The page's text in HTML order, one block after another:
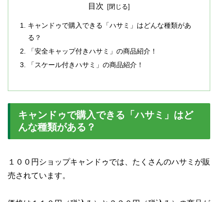
目次
キャンドゥで購入できる「ハサミ」はどんな種類があ
る？
「安全キャップ付きハサミ」の商品紹介！
「スケール付きハサミ」の商品紹介！
キャンドゥで購入できる「ハサミ」はど
んな種類がある？
１００円ショップキャンドゥでは、たくさんのハサミが販
売されています。